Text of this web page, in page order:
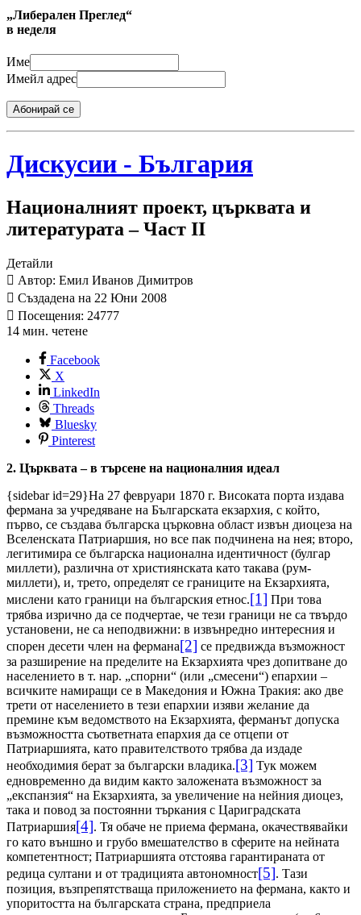
„Либерален Преглед“
в неделя
Име
Имейл адрес
Абонирай се
Дискусии - България
Националният проект, църквата и
литературата – Част II
Детайли
Автор: Емил Иванов Димитров
Създадена на 22 Юни 2008
Посещения: 24777
14 мин. четене
Facebook
X
LinkedIn
Threads
Bluesky
Pinterest
2. Църквата – в търсене на националния идеал
{sidebar id=29}На 27 февруари 1870 г. Високата порта издава
фермана за учредяване на Българската екзархия, с който,
първо, се създава българска църковна област извън диоцеза на
Вселенската Патриаршия, но все пак подчинена на нея; второ,
легитимира се българска национална идентичност (булгар
миллети), различна от християнската като такава (рум-
миллети), и, трето, определят се границите на Екзархията,
мислени като граници на българския етнос.[1] При това
трябва изрично да се подчертае, че тези граници не са твърдо
установени, не са неподвижни: в извънредно интересния и
спорен десети член на фермана[2] се предвижда възможност
за разширение на пределите на Екзархията чрез допитване до
населението в т. нар. „спорни“ (или „смесени“) епархии –
всичките намиращи се в Македония и Южна Тракия: ако две
трети от населението в тези епархии изяви желание да
премине към ведомството на Екзархията, ферманът допуска
възможността съответната епархия да се отцепи от
Патриаршията, като правителството трябва да издаде
необходимия берат за български владика.[3] Тук можем
едновременно да видим както заложената възможност за
„експанзия“ на Екзархията, за увеличение на нейния диоцез,
така и повод за постоянни търкания с Цариградската
Патриаршия[4]. Тя обаче не приема фермана, окачествявайки
го като външно и грубо вмешателство в сферите на нейната
компетентност; Патриаршията отстоява гарантираната от
редица султани и от традицията автономност[5]. Тази
позиция, възпрепятстваща приложението на фермана, както и
упоритостта на българската страна, предприела